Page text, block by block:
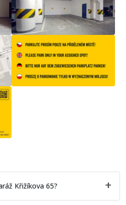
Křižíkova 65?